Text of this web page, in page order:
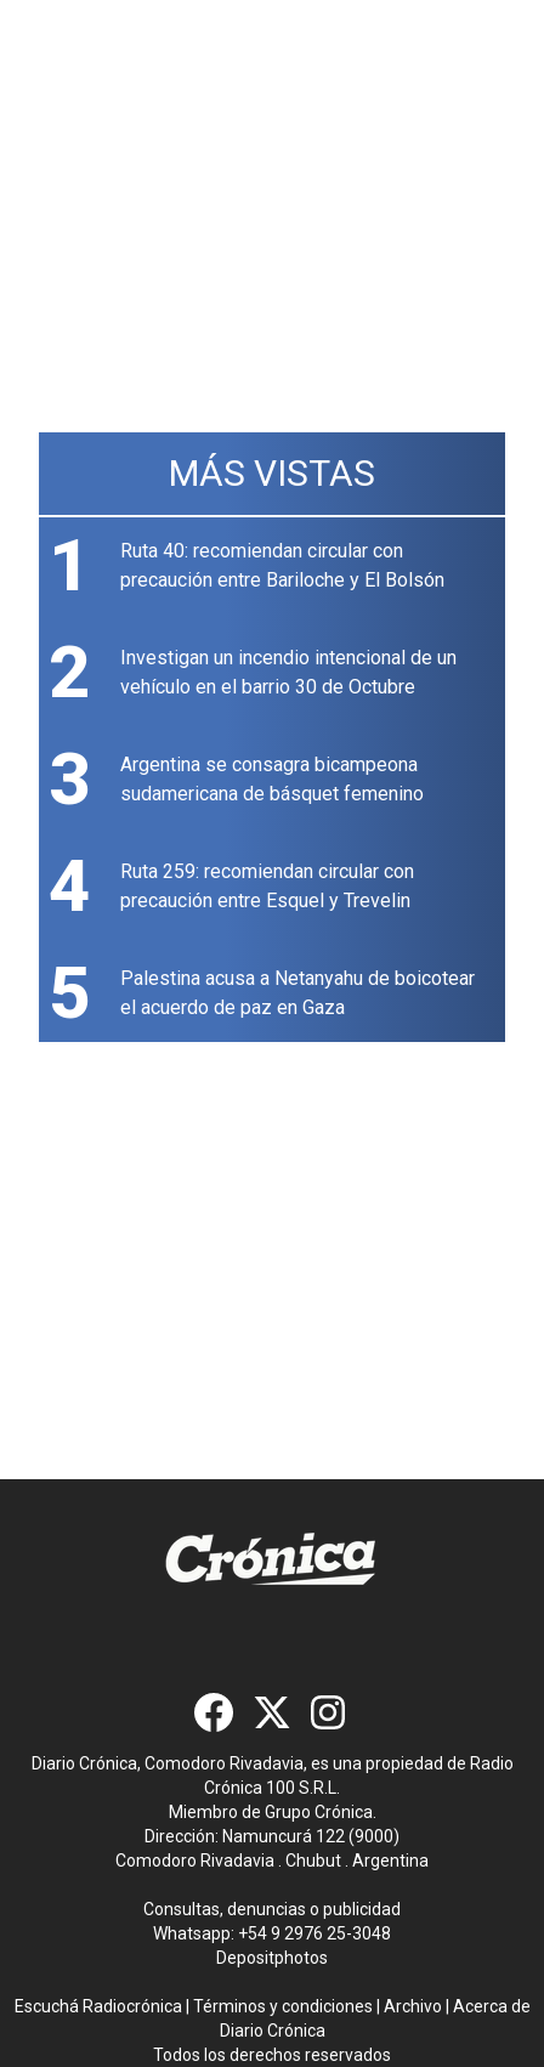
MÁS VISTAS
1
Ruta 40: recomiendan circular con
precaución entre Bariloche y El Bolsón
2
Investigan un incendio intencional de un
vehículo en el barrio 30 de Octubre
3
Argentina se consagra bicampeona
sudamericana de básquet femenino
4
Ruta 259: recomiendan circular con
precaución entre Esquel y Trevelin
5
Palestina acusa a Netanyahu de boicotear
el acuerdo de paz en Gaza
Diario Crónica, Comodoro Rivadavia, es una propiedad de Radio
Crónica 100 S.R.L.
Miembro de Grupo Crónica.
Dirección: Namuncurá 122 (9000)
Comodoro Rivadavia . Chubut . Argentina
Consultas, denuncias o publicidad
Whatsapp: +54 9 2976 25-3048
Depositphotos
Escuchá Radiocrónica Términos y condiciones Archivo
Acerca de
Diario Crónica
Todos los derechos reservados